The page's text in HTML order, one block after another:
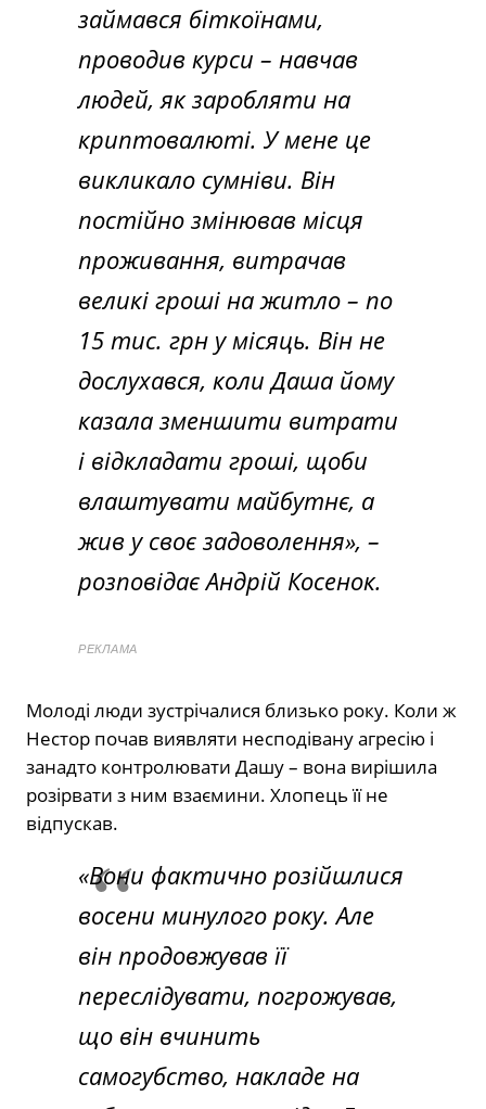
займався біткоїнами,
проводив курси – навчав
людей, як заробляти на
криптовалюті. У мене це
викликало сумніви. Він
постійно змінював місця
проживання, витрачав
великі гроші на житло – по
15 тис. грн у місяць. Він не
дослухався, коли Даша йому
казала зменшити витрати
і відкладати гроші, щоби
влаштувати майбутнє, а
жив у своє задоволення», –
розповідає Андрій Косенок.
РЕКЛАМА
Молоді люди зустрічалися близько року. Коли ж
Нестор почав виявляти несподівану агресію і
занадто контролювати Дашу – вона вирішила
розірвати з ним взаємини. Хлопець її не
відпускав.
«Вони фактично розійшлися
восени минулого року. Але
він продовжував її
переслідувати, погрожував,
що він вчинить
самогубство, накладе на